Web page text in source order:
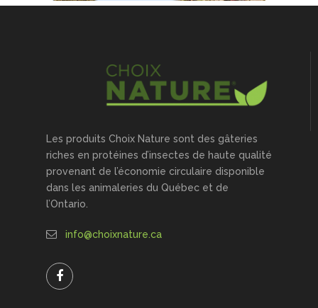
Les produits Choix Nature sont des gâteries
riches en protéines d’insectes de haute qualité
provenant de l’économie circulaire disponible
dans les animaleries du Québec et de
l’Ontario.
info@choixnature.ca